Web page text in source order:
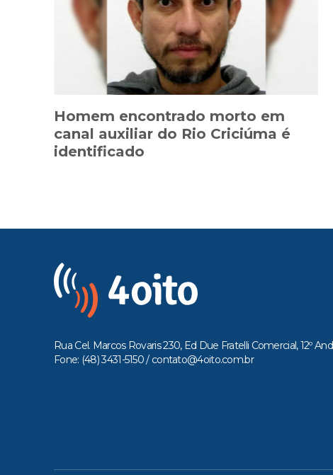
Homem encontrado morto em
canal auxiliar do Rio Criciúma é
identificado
Rua Cel. Marcos Rovaris 230, Ed Due Fratelli Comercial, 12º
Fone: (48) 3431-5150 / contato@4oito.com.br